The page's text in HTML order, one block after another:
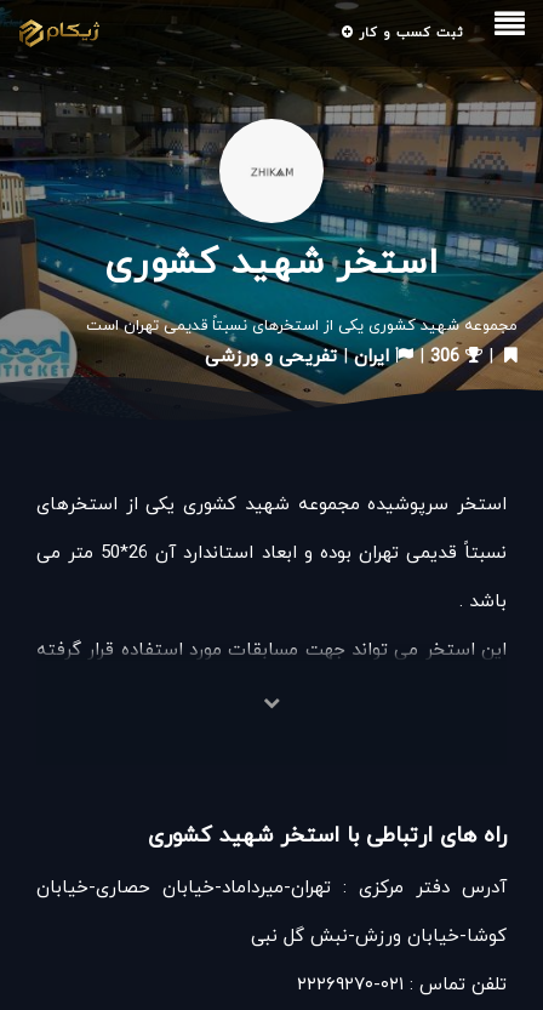
استخر شهید کشوری
مجموعه شهید کشوری یکی از استخرهای نسبتاً قدیمی تهران است
|
306
| ایران|تفریحی و ورزشی
ثبت کسب و کار
استخر سرپوشیده مجموعه شهید کشوری یکی از استخرهای
نسبتاً قدیمی تهران بوده و ابعاد استاندارد آن 26*50 متر می
باشد .
این استخر می تواند جهت مسابقات مورد استفاده قرار گرفته
چند منظوره و در شرقی ترین قسمت مجموعه واقع شده است
. بخش های دیگری مثل کلوپ ماساژ ، کافی شاپ ، فروشگاه
تخصصی لوازم شنا وجود دارد.
راه های ارتباطی با استخر شهید کشوری
آدرس دفتر مرکزی : تهران-میرداماد-خیابان حصاری-خیابان
کوشا-خیابان ورزش-نبش گل نبی
تلفن تماس : ۰۲۱-۲۲۲۶۹۲۷۰